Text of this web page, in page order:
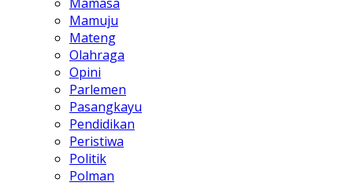
Mamasa
Mamuju
Mateng
Olahraga
Opini
Parlemen
Pasangkayu
Pendidikan
Peristiwa
Politik
Polman